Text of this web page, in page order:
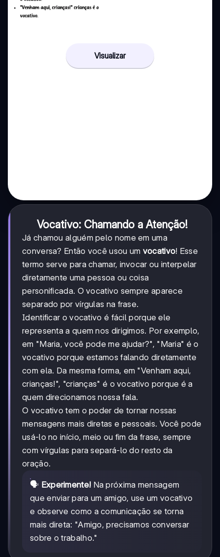
Visualizar
Vocativo: Chamando a Atenção!
Já chamou alguém pelo nome em uma
conversa? Então você usou um vocativo! Esse
termo serve para chamar, invocar ou interpelar
diretamente uma pessoa ou coisa
personificada. O vocativo sempre aparece
separado por vírgulas na frase.
Identificar o vocativo é fácil porque ele
representa a quem nos dirigimos. Por exemplo,
em "Maria, você pode me ajudar?", "Maria" é o
vocativo porque estamos falando diretamente
com ela. Da mesma forma, em "Venham aqui,
crianças!", "crianças" é o vocativo porque é a
quem direcionamos nossa fala.
O vocativo tem o poder de tornar nossas
mensagens mais diretas e pessoais. Você pode
usá-lo no início, meio ou fim da frase, sempre
com vírgulas para separá-lo do resto da
oração.
🗣️ Experimente! Na próxima mensagem
que enviar para um amigo, use um vocativo
e observe como a comunicação se torna
mais direta: "Amigo, precisamos conversar
sobre o trabalho."